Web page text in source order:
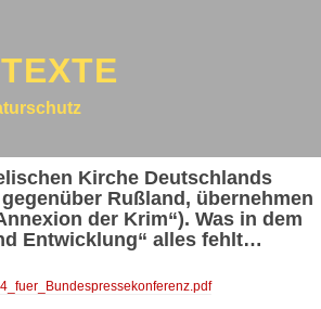
Kirche Deutschlands
Rußland, übernehmen
der Krim“). Was in dem
Entwicklung“ alles fehlt…